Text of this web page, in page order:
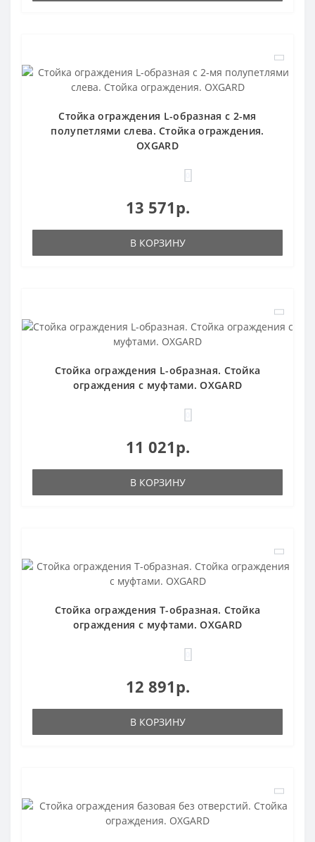
Стойка ограждения L-образная с 2-мя
полупетлями слева. Стойка ограждения.
OXGARD
13 571р.
В КОРЗИНУ
Стойка ограждения L-образная. Стойка
ограждения с муфтами. OXGARD
11 021р.
В КОРЗИНУ
Стойка ограждения T-образная. Стойка
ограждения с муфтами. OXGARD
12 891р.
В КОРЗИНУ